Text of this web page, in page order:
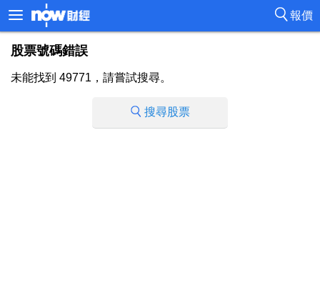
報價
股票號碼錯誤
未能找到 49771，請嘗試搜尋。
搜尋股票